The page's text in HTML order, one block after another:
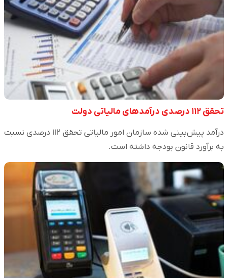
تحقق ۱۱۲ درصدی درآمدهای مالیاتی دولت
درآمد پیش‌بینی شده سازمان امور مالیاتی تحقق ۱۱۲ درصدی نسبت
به برآورد قانون بودجه داشته است.